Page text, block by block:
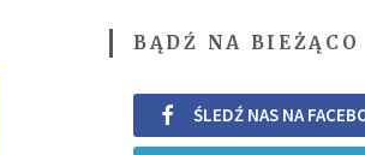
BĄDŹ NA BIEŻĄCO
ŚLEDŹ NAS NA